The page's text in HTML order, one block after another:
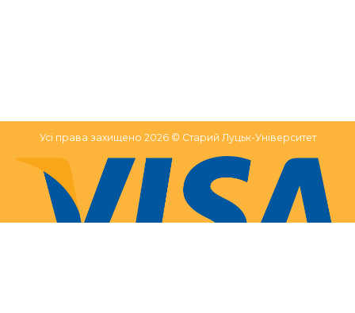
Усі права захищено 2026 © Старий Луцьк-Університет